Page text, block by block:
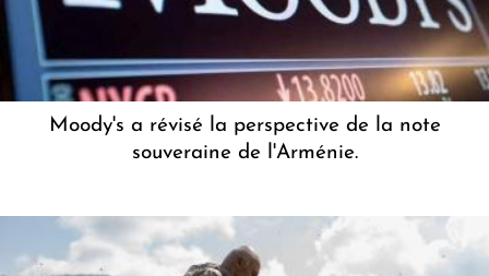
Moody's a révisé la perspective de la note
souveraine de l'Arménie.